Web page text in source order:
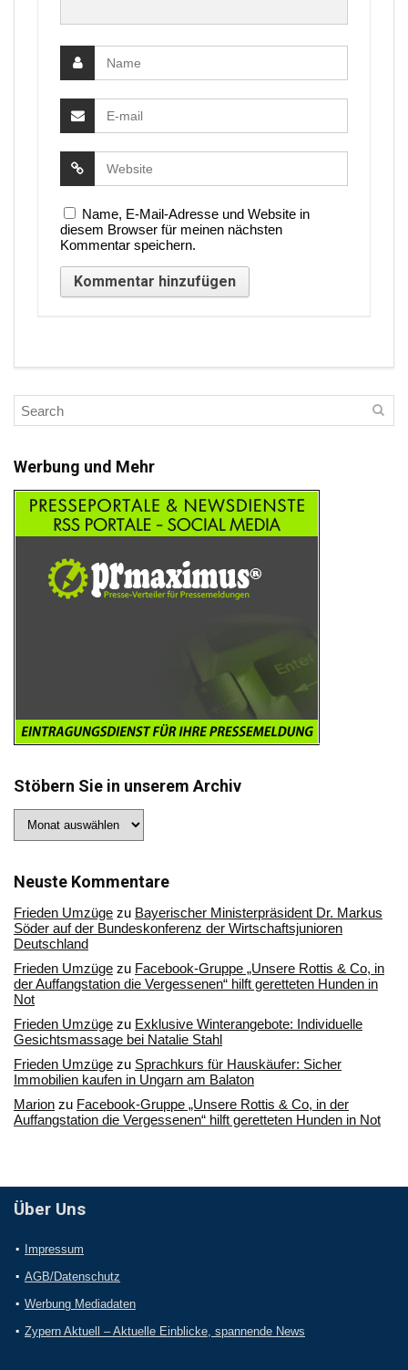
Name, E-Mail-Adresse und Website in
diesem Browser für meinen nächsten
Kommentar speichern.
Werbung und Mehr
Stöbern Sie in unserem Archiv
Sie
Archiv
Neuste Kommentare
Frieden Umzüge zu Bayerischer Ministerpräsident Dr. Markus
Söder auf der Bundeskonferenz der Wirtschaftsjunioren
Deutschland
Frieden Umzüge zu Facebook-Gruppe „Unsere Rottis & Co, in
der Auffangstation die Vergessenen“ hilft geretteten Hunden in
Not
Frieden Umzüge zu Exklusive Winterangebote: Individuelle
Gesichtsmassage bei Natalie Stahl
Frieden Umzüge zu Sprachkurs für Hauskäufer: Sicher
Immobilien kaufen in Ungarn am Balaton
Marion zu Facebook-Gruppe „Unsere Rottis & Co, in der
Auffangstation die Vergessenen“ hilft geretteten Hunden in Not
Über Uns
Impressum
AGB/Datenschutz
Werbung Mediadaten
Zypern Aktuell – Aktuelle Einblicke, spannende News